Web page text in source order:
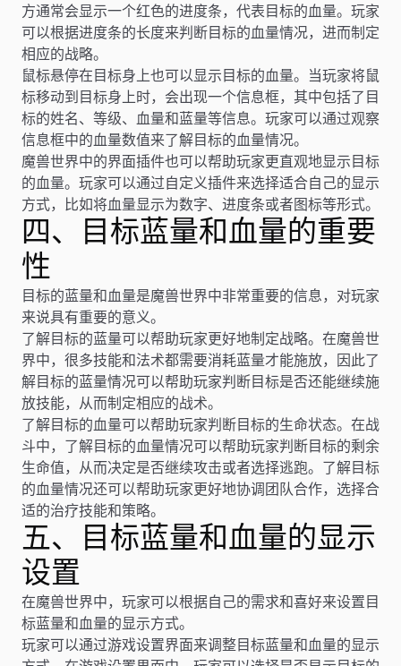
方通常会显示一个红色的进度条，代表目标的血量。玩家
可以根据进度条的长度来判断目标的血量情况，进而制定
相应的战略。
鼠标悬停在目标身上也可以显示目标的血量。当玩家将鼠
标移动到目标身上时，会出现一个信息框，其中包括了目
标的姓名、等级、血量和蓝量等信息。玩家可以通过观察
信息框中的血量数值来了解目标的血量情况。
魔兽世界中的界面插件也可以帮助玩家更直观地显示目标
的血量。玩家可以通过自定义插件来选择适合自己的显示
方式，比如将血量显示为数字、进度条或者图标等形式。
四、目标蓝量和血量的重要
性
目标的蓝量和血量是魔兽世界中非常重要的信息，对玩家
来说具有重要的意义。
了解目标的蓝量可以帮助玩家更好地制定战略。在魔兽世
界中，很多技能和法术都需要消耗蓝量才能施放，因此了
解目标的蓝量情况可以帮助玩家判断目标是否还能继续施
放技能，从而制定相应的战术。
了解目标的血量可以帮助玩家判断目标的生命状态。在战
斗中，了解目标的血量情况可以帮助玩家判断目标的剩余
生命值，从而决定是否继续攻击或者选择逃跑。了解目标
的血量情况还可以帮助玩家更好地协调团队合作，选择合
适的治疗技能和策略。
五、目标蓝量和血量的显示
设置
在魔兽世界中，玩家可以根据自己的需求和喜好来设置目
标蓝量和血量的显示方式。
玩家可以通过游戏设置界面来调整目标蓝量和血量的显示